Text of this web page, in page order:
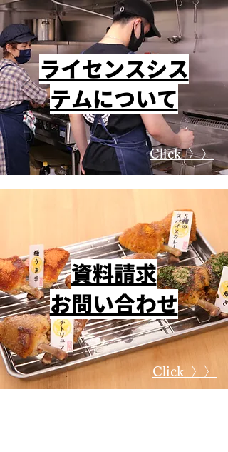
​ライセンスシス
テムについて
Click 〉〉
資料請求
​お問い合わせ
Click 〉〉